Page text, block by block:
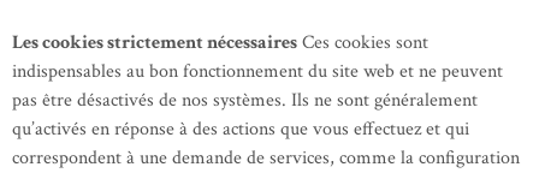
Les cookies strictement nécessairesCes cookies sont
indispensables au bon fonctionnement du site web et ne peuvent
pas être désactivés de nos systèmes. Ils ne sont généralement
qu’activés en réponse à des actions que vous effectuez et qui
correspondent à une demande de services, comme la configuration